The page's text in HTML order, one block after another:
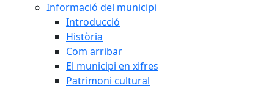
Informació del municipi
Introducció
Història
Com arribar
El municipi en xifres
Patrimoni cultural